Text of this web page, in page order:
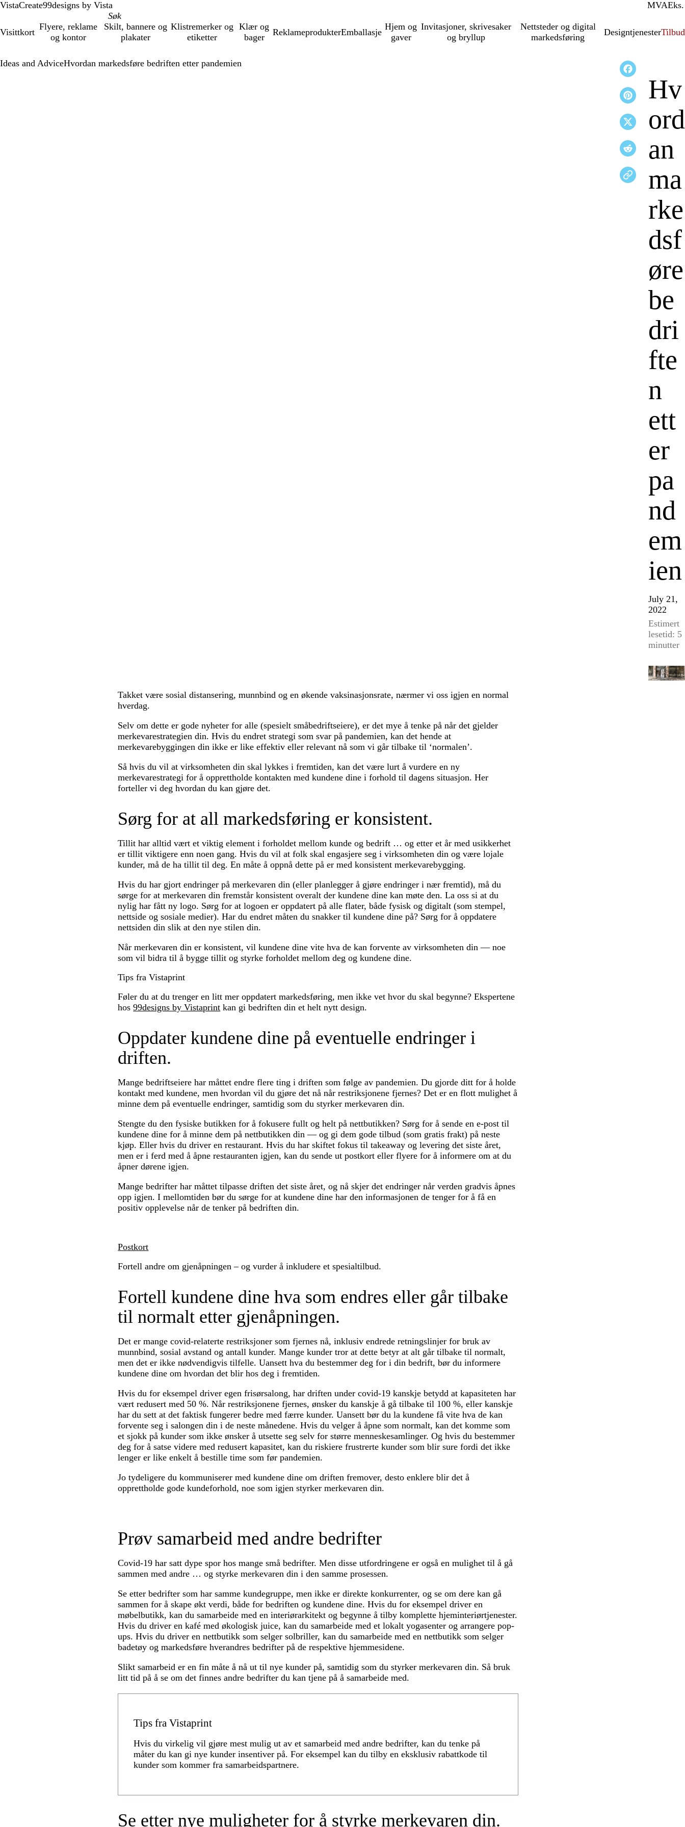
VistaCreate99designs by Vista MVAInkl.
Eks.
Visittkort
Flyere, reklame
og kontor
Skilt, bannere og
plakater
Klistremerker og
etiketter
Klær og
bager
ReklameprodukterEmballasje
Hjem og
gaver
Invitasjoner, skrivesaker
og bryllup
Nettsteder og digital
markedsføring
DesigntjenesterTilbud
Ideas and AdviceHvordan markedsføre bedriften etter pandemien
Hv
ord
an
ma
rke
dsf
øre
be
dri
fte
n
ett
er
pa
nd
em
ien
July 21,
2022
Estimert
lesetid: 5
minutter
Takket være sosial distansering, munnbind og en økende vaksinasjonsrate, nærmer vi oss igjen en normal
hverdag.
Selv om dette er gode nyheter for alle (spesielt småbedriftseiere), er det mye å tenke på når det gjelder
merkevarestrategien din. Hvis du endret strategi som svar på pandemien, kan det hende at
merkevarebyggingen din ikke er like effektiv eller relevant nå som vi går tilbake til ‘normalen’.
Så hvis du vil at virksomheten din skal lykkes i fremtiden, kan det være lurt å vurdere en ny
merkevarestrategi for å opprettholde kontakten med kundene dine i forhold til dagens situasjon. Her
forteller vi deg hvordan du kan gjøre det.
Sørg for at all markedsføring er konsistent.
Tillit har alltid vært et viktig element i forholdet mellom kunde og bedrift … og etter et år med usikkerhet
er tillit viktigere enn noen gang. Hvis du vil at folk skal engasjere seg i virksomheten din og være lojale
kunder, må de ha tillit til deg. En måte å oppnå dette på er med konsistent merkevarebygging.
Hvis du har gjort endringer på merkevaren din (eller planlegger å gjøre endringer i nær fremtid), må du
sørge for at merkevaren din fremstår konsistent overalt der kundene dine kan møte den. La oss si at du
nylig har fått ny logo. Sørg for at logoen er oppdatert på alle flater, både fysisk og digitalt (som stempel,
nettside og sosiale medier). Har du endret måten du snakker til kundene dine på? Sørg for å oppdatere
nettsiden din slik at den nye stilen din.
Når merkevaren din er konsistent, vil kundene dine vite hva de kan forvente av virksomheten din — noe
som vil bidra til å bygge tillit og styrke forholdet mellom deg og kundene dine.
Tips fra Vistaprint
Føler du at du trenger en litt mer oppdatert markedsføring, men ikke vet hvor du skal begynne? Ekspertene
hos99designs by Vistaprint kan gi bedriften din et helt nytt design.
Oppdater kundene dine på eventuelle endringer i
driften.
Mange bedriftseiere har måttet endre flere ting i driften som følge av pandemien. Du gjorde ditt for å holde
kontakt med kundene, men hvordan vil du gjøre det nå når restriksjonene fjernes? Det er en flott mulighet å
minne dem på eventuelle endringer, samtidig som du styrker merkevaren din.
Stengte du den fysiske butikken for å fokusere fullt og helt på nettbutikken? Sørg for å sende en e-post til
kundene dine for å minne dem på nettbutikken din — og gi dem gode tilbud (som gratis frakt) på neste
kjøp. Eller hvis du driver en restaurant. Hvis du har skiftet fokus til takeaway og levering det siste året,
men er i ferd med å åpne restauranten igjen, kan du sende ut postkort eller flyere for å informere om at du
åpner dørene igjen.
Mange bedrifter har måttet tilpasse driften det siste året, og nå skjer det endringer når verden gradvis åpnes
opp igjen. I mellomtiden bør du sørge for at kundene dine har den informasjonen de tenger for å få en
positiv opplevelse når de tenker på bedriften din.
Postkort
Fortell andre om gjenåpningen – og vurder å inkludere et spesialtilbud.
Fortell kundene dine hva som endres eller går tilbake
til normalt etter gjenåpningen.
Det er mange covid-relaterte restriksjoner som fjernes nå, inklusiv endrede retningslinjer for bruk av
munnbind, sosial avstand og antall kunder. Mange kunder tror at dette betyr at alt går tilbake til normalt,
men det er ikke nødvendigvis tilfelle. Uansett hva du bestemmer deg for i din bedrift, bør du informere
kundene dine om hvordan det blir hos deg i fremtiden.
Hvis du for eksempel driver egen frisørsalong, har driften under covid-19 kanskje betydd at kapasiteten har
vært redusert med 50 %. Når restriksjonene fjernes, ønsker du kanskje å gå tilbake til 100 %, eller kanskje
har du sett at det faktisk fungerer bedre med færre kunder. Uansett bør du la kundene få vite hva de kan
forvente seg i salongen din i de neste månedene. Hvis du velger å åpne som normalt, kan det komme som
et sjokk på kunder som ikke ønsker å utsette seg selv for større menneskesamlinger. Og hvis du bestemmer
deg for å satse videre med redusert kapasitet, kan du riskiere frustrerte kunder som blir sure fordi det ikke
lenger er like enkelt å bestille time som før pandemien.
Jo tydeligere du kommuniserer med kundene dine om driften fremover, desto enklere blir det å
opprettholde gode kundeforhold, noe som igjen styrker merkevaren din.
Prøv samarbeid med andre bedrifter
Covid-19 har satt dype spor hos mange små bedrifter. Men disse utfordringene er også en mulighet til å gå
sammen med andre … og styrke merkevaren din i den samme prosessen.
Se etter bedrifter som har samme kundegruppe, men ikke er direkte konkurrenter, og se om dere kan gå
sammen for å skape økt verdi, både for bedriften og kundene dine. Hvis du for eksempel driver en
møbelbutikk, kan du samarbeide med en interiørarkitekt og begynne å tilby komplette hjeminteriørtjenester.
Hvis du driver en kafé med økologisk juice, kan du samarbeide med et lokalt yogasenter og arrangere pop-
ups. Hvis du driver en nettbutikk som selger solbriller, kan du samarbeide med en nettbutikk som selger
badetøy og markedsføre hverandres bedrifter på de respektive hjemmesidene.
Slikt samarbeid er en fin måte å nå ut til nye kunder på, samtidig som du styrker merkevaren din. Så bruk
litt tid på å se om det finnes andre bedrifter du kan tjene på å samarbeide med.
Tips fra Vistaprint
Hvis du virkelig vil gjøre mest mulig ut av et samarbeid med andre bedrifter, kan du tenke på
måter du kan gi nye kunder insentiver på. For eksempel kan du tilby en eksklusiv rabattkode til
kunder som kommer fra samarbeidspartnere.
Se etter nye muligheter for å styrke merkevaren din.